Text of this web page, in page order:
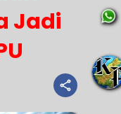
Jadi